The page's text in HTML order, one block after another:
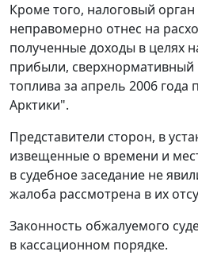
Кроме того, налоговый орган
неправомерно отнес на
полученные доходы в целях
прибыли, сверхнормативный
топлива за апрель 2006 года
Арктики".
Представители сторон, в
извещенные о времени и
в судебное заседание не
жалоба рассмотрена в их
Законность обжалуемого
в кассационном порядке.